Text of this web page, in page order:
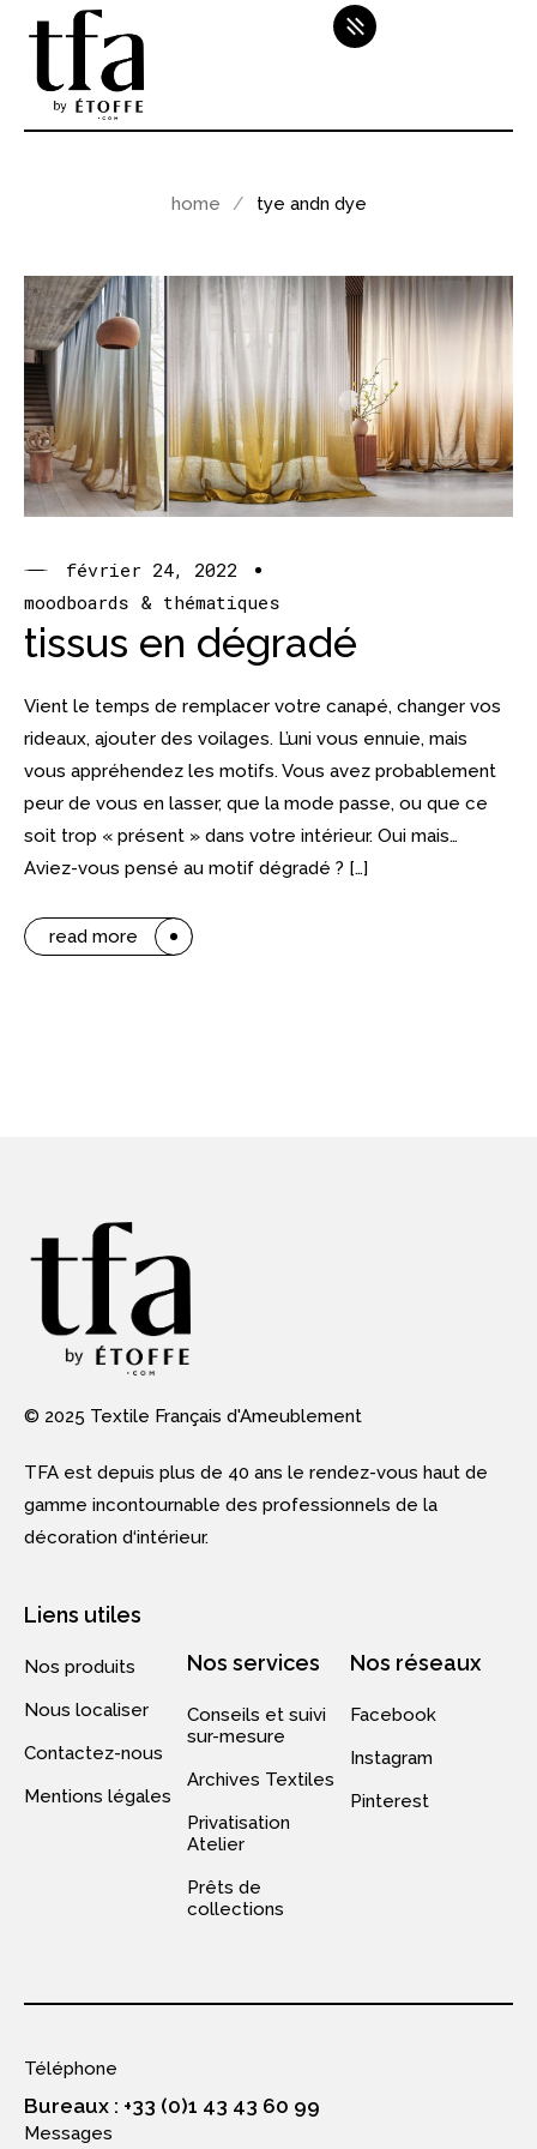
home tye andn dye
février 24, 2022
moodboards & thématiques
tissus en dégradé
Vient le temps de remplacer votre canapé, changer vos
rideaux, ajouter des voilages. L’uni vous ennuie, mais
vous appréhendez les motifs. Vous avez probablement
peur de vous en lasser, que la mode passe, ou que ce
soit trop « présent » dans votre intérieur. Oui mais…
Aviez-vous pensé au motif dégradé ? […]
read more
© 2025 Textile Français d'Ameublement
TFA est depuis plus de 40 ans le rendez-vous haut de
gamme incontournable des professionnels de la
décoration d‘intérieur.
Liens utiles
Nos produits
Nous localiser
Contactez-nous
Mentions légales
Nos services
Conseils et suivi
sur-mesure
Archives Textiles
Privatisation
Atelier
Prêts de
collections
Nos réseaux
Facebook
Instagram
Pinterest
Téléphone
Bureaux : +33 (0)1 43 43 60 99
Messages